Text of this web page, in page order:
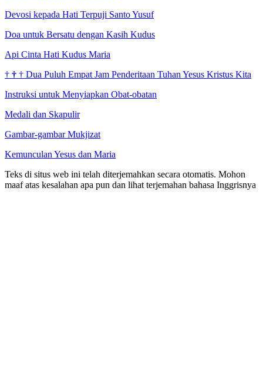
Devosi kepada Hati Terpuji Santo Yusuf
Doa untuk Bersatu dengan Kasih Kudus
Api Cinta Hati Kudus Maria
† † † Dua Puluh Empat Jam Penderitaan Tuhan Yesus Kristus Kita
Instruksi untuk Menyiapkan Obat-obatan
Medali dan Skapulir
Gambar-gambar Mukjizat
Kemunculan Yesus dan Maria
Teks di situs web ini telah diterjemahkan secara otomatis. Mohon
maaf atas kesalahan apa pun dan lihat terjemahan bahasa Inggrisnya